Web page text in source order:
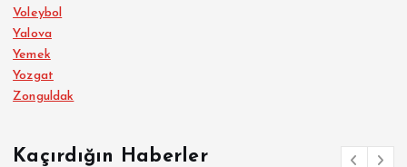
Voleybol
Yalova
Yemek
Yozgat
Zonguldak
Kaçırdığın Haberler